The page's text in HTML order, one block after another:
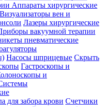
Аппараты хирургические
Визуализаторы вен и
Лазеры хирургические
вакуумной терапии
пневматические
Насосы шприцевые Скрыть
Гастроскопы и
и
для забора крови Счетчики